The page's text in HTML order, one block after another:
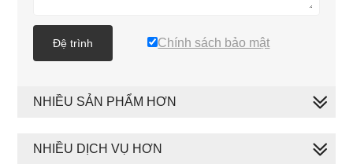
Đệ trình Chính sách bảo mật
NHIỀU SẢN PHẨM HƠN
NHIỀU DỊCH VỤ HƠN